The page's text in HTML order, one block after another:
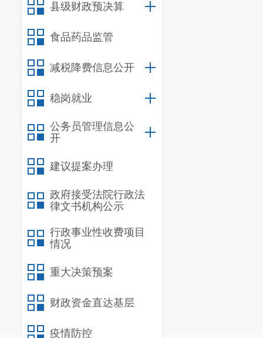
县级财政预决算
食品药品监管
减税降费信息公开
稳岗就业
公务员管理信息公
开
建议提案办理
政府接受法院行政法
律文书机构公示
行政事业性收费项目
情况
重大决策预案
财政资金直达基层
疫情防控